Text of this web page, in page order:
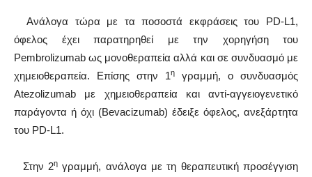
Ανάλογα τώρα με τα ποσοστά εκφράσεις του PD-L1,
όφελος έχει παρατηρηθεί με την χορηγήση του
Pembrolizumab ως μονοθεραπεία αλλά και σε συνδυασμό με
χημειοθεραπεία. Επίσης στην 1η
γραμμή, ο συνδυασμός
Atezolizumab με χημειοθεραπεία και αντί-αγγειογενετικό
παράγοντα ή όχι (Bevacizumab) έδειξε όφελος, ανεξάρτητα
του PD-L1.
Στην 2η γραμμή, ανάλογα με τη θεραπευτική προσέγγιση